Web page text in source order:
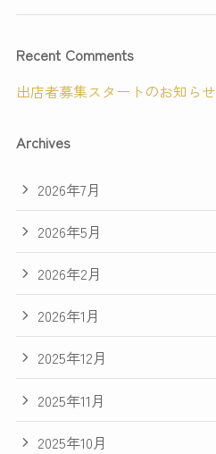
Recent Comments
出店者募集スタートのお知らせ
Archives
2026年7月
2026年5月
2026年2月
2026年1月
2025年12月
2025年11月
2025年10月